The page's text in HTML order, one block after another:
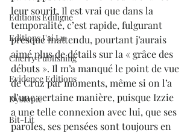
Editions Ediligne
Editions J'ai Lu
Cherry Publishing
Evidence Editions
Dystopie
Bit-Lit
leur sourit. Il est vrai que dans la
temporalité, c’est rapide, fulgurant
presque inattendu, pourtant j’aurais
aimé plus de détails sur la « grâce des
débuts ». Il m’a manqué le point de vue
de Cruz par moments, même si on l’a
d’une certaine manière, puisque Izzie
a une telle connexion avec lui, que ses
paroles, ses pensées sont toujours en